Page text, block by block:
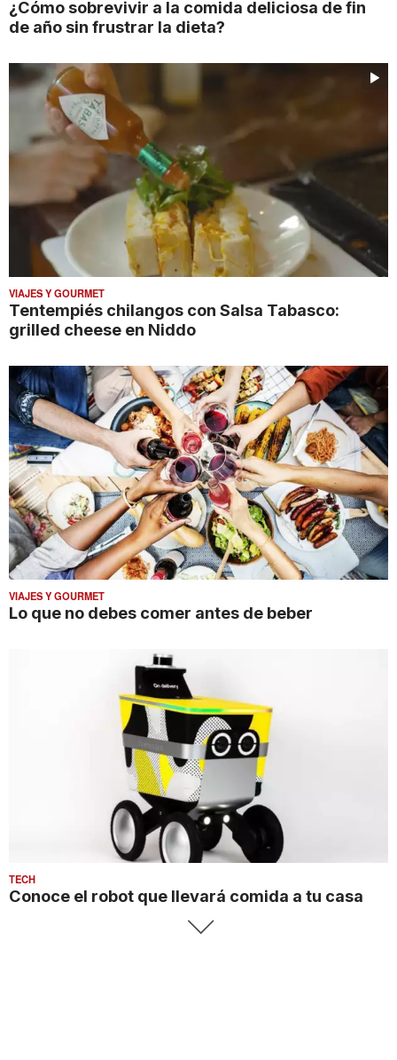
¿Cómo sobrevivir a la comida deliciosa de fin
de año sin frustrar la dieta?
VIAJES Y GOURMET
Tentempiés chilangos con Salsa Tabasco:
grilled cheese en Niddo
VIAJES Y GOURMET
Lo que no debes comer antes de beber
TECH
Conoce el robot que llevará comida a tu casa